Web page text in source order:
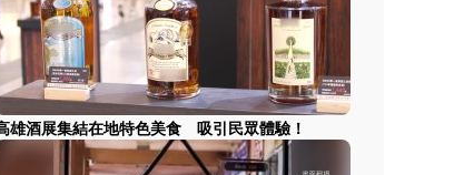
雄酒展集結在地特色美食 吸引民眾體驗！